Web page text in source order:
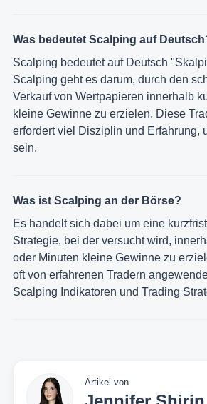
Was bedeutet Scalping auf
Scalping bedeutet auf Deutsch
Scalping geht es darum, durch den
Verkauf von Wertpapieren innerhalb
kleine Gewinne zu erzielen. Diese
erfordert viel Disziplin und Erfahrung,
sein.
Was ist Scalping an der Börse?
Es handelt sich dabei um eine
Strategie, bei der versucht wird,
oder Minuten kleine Gewinne zu
oft von erfahrenen Tradern
Scalping Indikatoren und Trading
Artikel von